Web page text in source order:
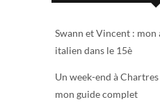
Swann et Vincent :
italien dans le 15è
Un week-end à
mon guide complet